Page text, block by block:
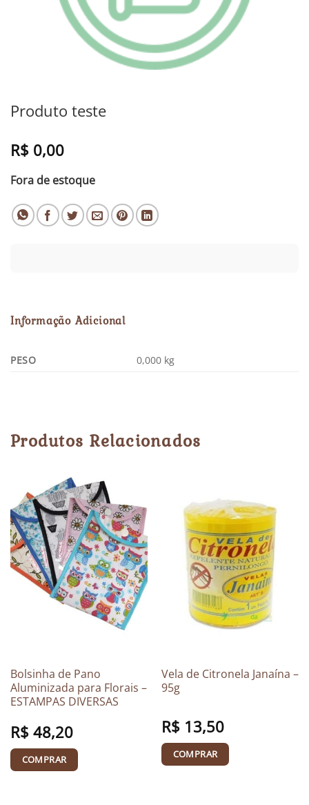
Produto teste
R$ 0,00
Fora de estoque
Informação Adicional
PESO 0,000 kg
Produtos Relacionados
Bolsinha de Pano
Aluminizada para Florais –
ESTAMPAS DIVERSAS
R$48,20
COMPRAR
Vela de Citronela Janaína –
95g
R$13,50
COMPRAR